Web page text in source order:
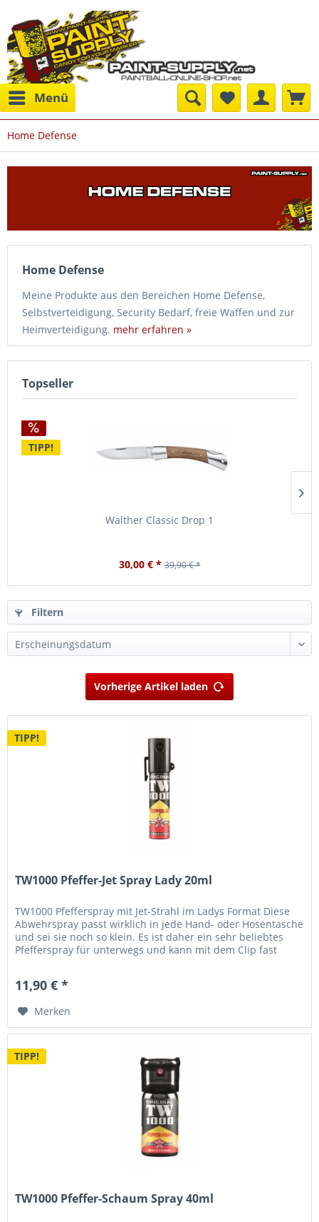
Menü
Home Defense
Home Defense
Meine Produkte aus den Bereichen Home Defense,
Selbstverteidigung, Security Bedarf, freie Waffen und zur
Heimverteidigung. mehr erfahren »
Topseller
TIPP!
Walther Classic Drop 1
30,00 € * 39,90 € *
Filtern
Vorherige Artikel laden
TIPP!
TW1000 Pfeffer-Jet Spray Lady 20ml
TW1000 Pfefferspray mit Jet-Strahl im Ladys Format Diese
Abwehrspray passt wirklich in jede Hand- oder Hosentasche
und sei sie noch so klein. Es ist daher ein sehr beliebtes
Pfefferspray für unterwegs und kann mit dem Clip fast
11,90 € *
Merken
TIPP!
TW1000 Pfeffer-Schaum Spray 40ml